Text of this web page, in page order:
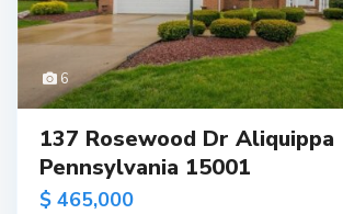
6
137 Rosewood Dr Aliquippa
Pennsylvania 15001
$ 465,000